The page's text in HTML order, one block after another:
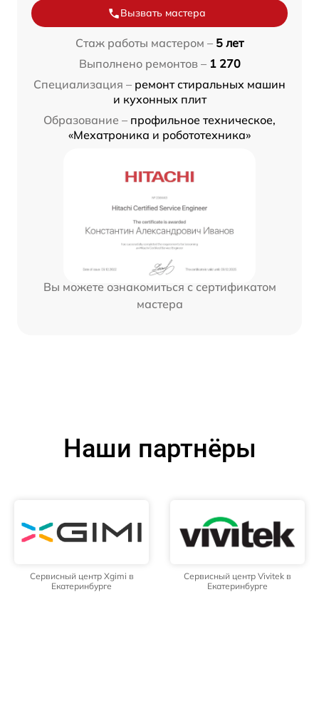
Вызвать мастера
Стаж работы мастером – 5 лет
Выполнено ремонтов – 1 270
Специализация – ремонт стиральных машин
и кухонных плит
Образование – профильное техническое,
«Мехатроника и робототехника»
Вы можете ознакомиться с сертификатом
мастера
Наши партнёры
Сервисный центр Xgimi в
Екатеринбурге
Сервисный центр Vivitek в
Екатеринбурге